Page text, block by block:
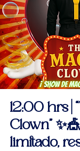
12:00 hrs |
Clown”
limitado,